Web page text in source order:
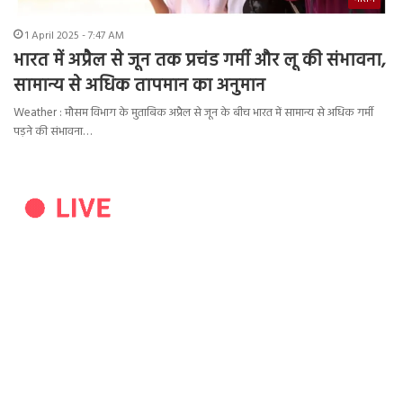
1 April 2025 - 7:47 AM
भारत में अप्रैल से जून तक प्रचंड गर्मी और लू की संभावना,
सामान्य से अधिक तापमान का अनुमान
Weather : मौसम विभाग के मुताबिक अप्रैल से जून के बीच भारत में सामान्य से अधिक गर्मी
पड़ने की संभावना…